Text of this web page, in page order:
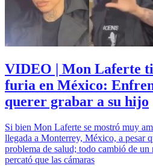
VIDEO | Mon Laferte
furia en México:
querer grabar a su hijo
Si bien Mon Laferte se mostró muy
llegada a Monterrey, México, a pesar
problema de salud; todo cambió de
percató que las cámaras